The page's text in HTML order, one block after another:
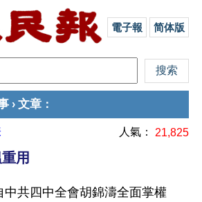
電子報 简体版
› 文章 ：
人氣： 21,825
用
中共四中全會胡錦濤全面掌權